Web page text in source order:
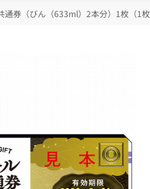
通券（びん（633ml）2本分）1枚（1